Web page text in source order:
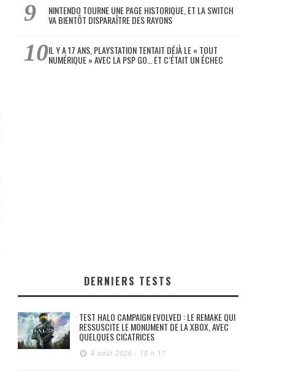
NINTENDO TOURNE UNE PAGE HISTORIQUE, ET LA SWITCH
VA BIENTÔT DISPARAÎTRE DES RAYONS
IL Y A 17 ANS, PLAYSTATION TENTAIT DÉJÀ LE « TOUT
NUMÉRIQUE » AVEC LA PSP GO… ET C’ÉTAIT UN ÉCHEC
DERNIERS TESTS
TEST HALO CAMPAIGN EVOLVED : LE REMAKE QUI
RESSUSCITE LE MONUMENT DE LA XBOX, AVEC
QUELQUES CICATRICES
4 août 2026 - 10 h 17